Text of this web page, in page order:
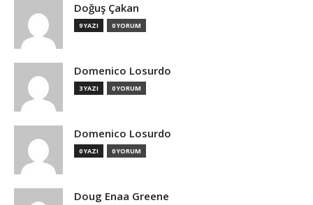
Doğuş Çakan
9 YAZI 0 YORUM
Domenico Losurdo
3 YAZI 0 YORUM
Domenico Losurdo
0 YAZI 0 YORUM
Doug Enaa Greene